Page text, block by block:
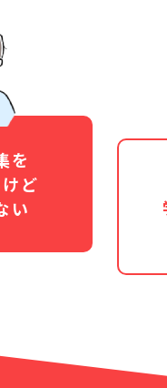
を
ど
い